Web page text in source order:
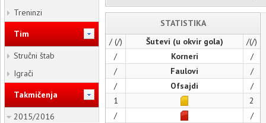
Treninzi
Tim
Stručni štab
Igrači
Takmičenja
2015/2016
STATISTIKA
/ (/)
Šutevi (u okvir gola)
/(/)
/
Korneri
/
/
Faulovi
/
/
Ofsajdi
/
1
2
/
/